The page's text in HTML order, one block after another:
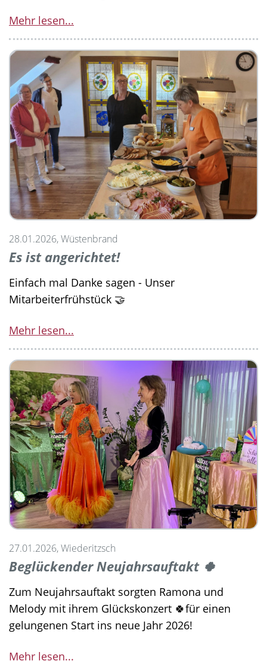
Mehr lesen...
28.01.2026, Wüstenbrand
Es ist angerichtet!
Einfach mal Danke sagen - Unser
Mitarbeiterfrühstück 🤝
Mehr lesen...
27.01.2026, Wiederitzsch
Beglückender Neujahrsauftakt 🍀
Zum Neujahrsauftakt sorgten Ramona und
Melody mit ihrem Glückskonzert 🍀für einen
gelungenen Start ins neue Jahr 2026!
Mehr lesen...